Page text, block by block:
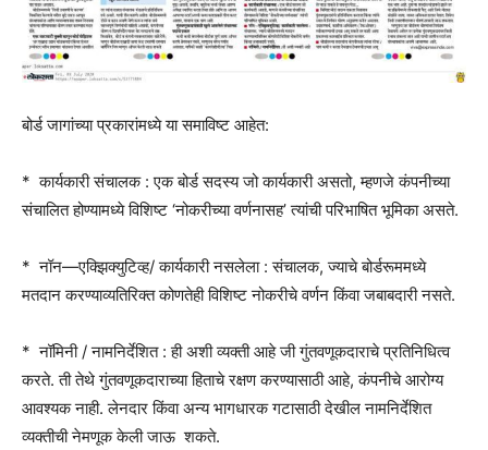
बोर्ड जागांच्या प्रकारांमध्ये या समाविष्ट आहेत:
* कार्यकारी संचालक : एक बोर्ड सदस्य जो कार्यकारी असतो, म्हणजे कंपनीच्या
संचालित होण्यामध्ये विशिष्ट ‘नोकरीच्या वर्णनासह’ त्यांची परिभाषित भूमिका असते.
* नॉन—एक्झिक्युटिव्ह/ कार्यकारी नसलेला : संचालक, ज्याचे बोर्डरूममध्ये
मतदान करण्याव्यतिरिक्त कोणतेही विशिष्ट नोकरीचे वर्णन किंवा जबाबदारी नसते.
* नॉमिनी / नामनिर्देशित : ही अशी व्यक्ती आहे जी गुंतवणूकदाराचे प्रतिनिधित्व
करते. ती तेथे गुंतवणूकदाराच्या हिताचे रक्षण करण्यासाठी आहे, कंपनीचे आरोग्य
आवश्यक नाही. लेनदार किंवा अन्य भागधारक गटासाठी देखील नामनिर्देशित
व्यक्तीची नेमणूक केली जाऊ शकते.